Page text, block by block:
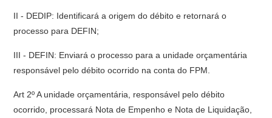
II - DEDIP: Identificará a origem do débito e retornará o
processo para DEFIN;
III - DEFIN: Enviará o processo para a unidade orçamentária
responsável pelo débito ocorrido na conta do FPM.
Art 2º A unidade orçamentária, responsável pelo débito
ocorrido, processará Nota de Empenho e Nota de Liquidação,